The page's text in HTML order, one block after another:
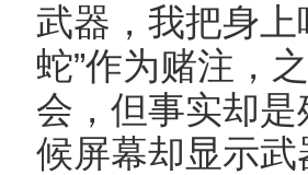
武器，我把身上
蛇”作为赌注，
会，但事实却
候屏幕却显示